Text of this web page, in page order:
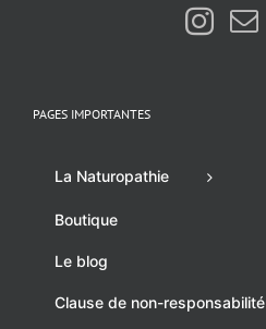
PAGES IMPORTANTES
La Naturopathie
Boutique
Le blog
Clause de non-responsabilité